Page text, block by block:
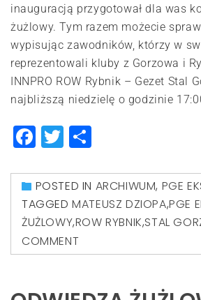
inauguracją przygotował dla was
żużlowy. Tym razem możecie
wypisując zawodników, którzy w
reprezentowali kluby z Gorzowa i
INNPRO ROW Rybnik – Gezet Stal
najbliższą niedzielę o godzinie
Facebook
Twitter
POSTED IN ARCHIWUM, PGE
TAGGEDMATEUSZ DZIOPA,PGE
ŻUŻLOWY,ROW RYBNIK,STAL
COMMENT